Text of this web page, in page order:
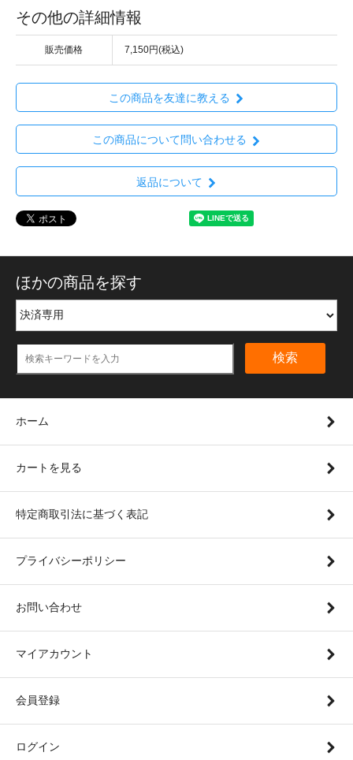
その他の詳細情報
販売価格 7,150円(税込)
この商品を友達に教える
この商品について問い合わせる
返品について
ほかの商品を探す
検索
ホーム
カートを見る
特定商取引法に基づく表記
プライバシーポリシー
お問い合わせ
マイアカウント
会員登録
ログイン